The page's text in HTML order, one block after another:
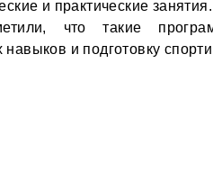
и практические занятия.
что такие
и подготовку